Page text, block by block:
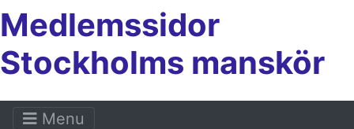
Medlemssidor
Stockholms manskör
Menu